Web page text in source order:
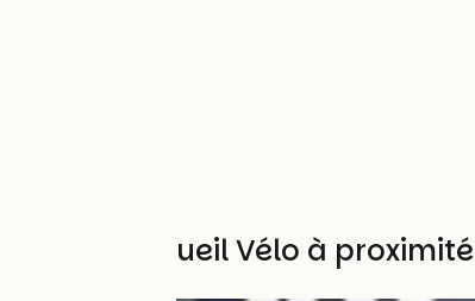
Autres Accueil Vélo à proximité